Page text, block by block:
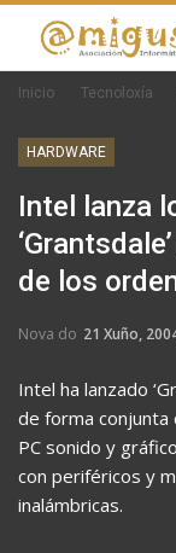
Inicio Tecnoloxía
HARDWARE
Intel lanza
de los
Nova do 21 Xuño,
Intel ha lanzado
de forma conjunta
PC sonido y
con periféricos y
inalámbricas.